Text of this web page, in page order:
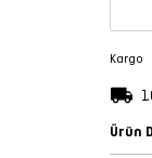
Kargo
Ürün